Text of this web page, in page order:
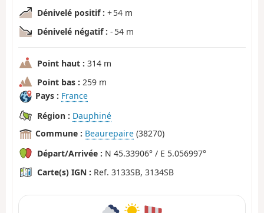
Dénivelé positif : + 54 m
Dénivelé négatif : - 54 m
Point haut : 314 m
Point bas : 259 m
Pays : France
Région : Dauphiné
Commune : Beaurepaire (38270)
Départ/Arrivée : N 45.33906° / E 5.056997°
Carte(s) IGN : Ref. 3133SB, 3134SB